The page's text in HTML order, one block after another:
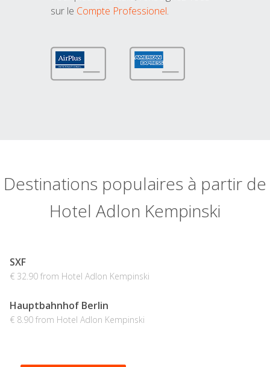
sur le Compte Professionel.
Destinations populaires à partir de
Hotel Adlon Kempinski
SXF
€ 32.90 from Hotel Adlon Kempinski
Hauptbahnhof Berlin
€ 8.90 from Hotel Adlon Kempinski